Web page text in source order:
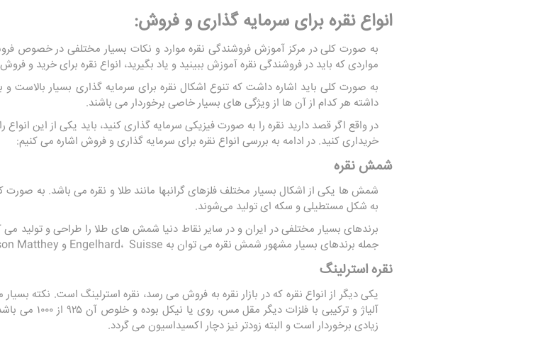
انواع نقره برای سرمایه گذاری و فروش:
به صورت کلی در مرکز آموزش فروشندگی نقره موارد و نکات بسیار مختلفی در خصوص
مواردی که باید در فروشندگی نقره آموزش ببینید و یاد بگیرید، انواع نقره برای خرید و
به صورت کلی باید اشاره داشت که تنوع اشکال نقره برای سرمایه‌ گذاری بسیار بالاست
داشته هر کدام از آن ها از ویژگی های بسیار خاصی برخوردار می باشند.
در واقع اگر قصد دارید نقره را به صورت فیزیکی سرمایه گذاری کنید، باید یکی از این
خریداری کنید. در ادامه به بررسی انواع نقره برای سرمایه گذاری و فروش اشاره می کنیم:
شمش نقره
شمش ها یکی از اشکال بسیار مختلف فلزهای گرانبها مانند طلا و نقره می باشد. به صورت
به شکل مستطیلی و سکه ‌ای تولید می‌شوند.
برندهای بسیار مختلفی در ایران و در سایر نقاط دنیا شمش های طلا را طراحی و تولید می
جمله برندهای بسیار مشهور شمش نقره می توان به Engelhard، Suisse و Johnson Matthey اشاره داشت.
نقره استرلینگ
یکی دیگر از انواع نقره که در بازار نقره به فروش می رسد، نقره استرلینگ است. نکته
آلیاژ و ترکیبی با فلزات دیگر مقل مس، روی یا نیکل بوده و خلوص آن ۹۲۵ از ۱۰۰۰ می باشد. بعلاوه
زیادی برخوردار است و البته زودتر نیز دچار اکسیداسیون می گردد.